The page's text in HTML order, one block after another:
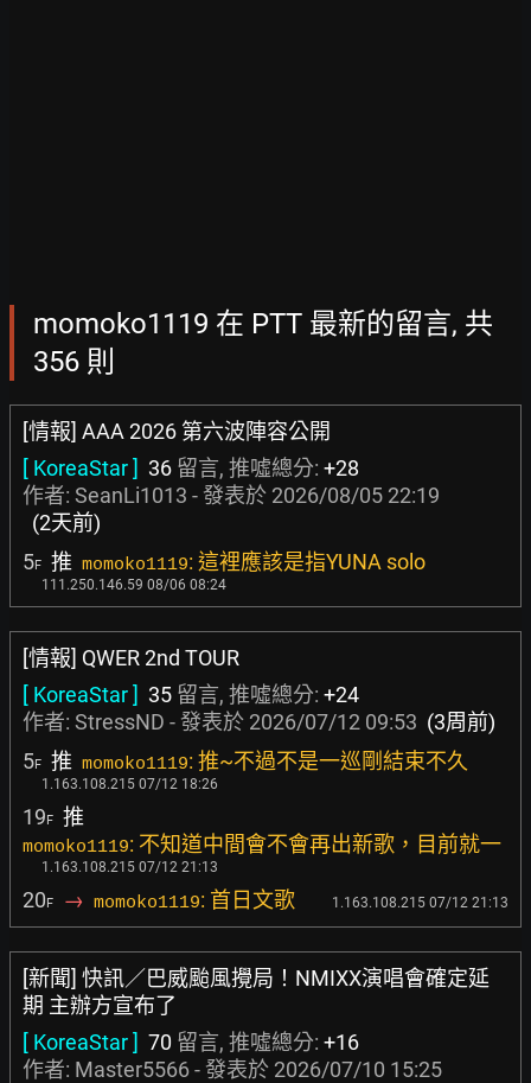
momoko1119 在 PTT 最新的留言, 共
356 則
[情報] AAA 2026 第六波陣容公開
[ KoreaStar ] 36 留言, 推噓總分: +28
作者: SeanLi1013 - 發表於 2026/08/05 22:19
(2天前)
5F 推 momoko1119: 這裡應該是指YUNA solo
111.250.146.59 08/06 08:24
[情報] QWER 2nd TOUR
[ KoreaStar ] 35 留言, 推噓總分: +24
作者: StressND - 發表於 2026/07/12 09:53 (3周前)
5F 推 momoko1119: 推~不過不是一巡剛結束不久
1.163.108.215 07/12 18:26
19F 推
momoko1119: 不知道中間會不會再出新歌，目前就一
1.163.108.215 07/12 21:13
20F → momoko1119: 首日文歌 1.163.108.215 07/12 21:13
[新聞] 快訊／巴威颱風攪局！NMIXX演唱會確定延
期 主辦方宣布了
[ KoreaStar ] 70 留言, 推噓總分: +16
作者: Master5566- 發表於 2026/07/10 15:25